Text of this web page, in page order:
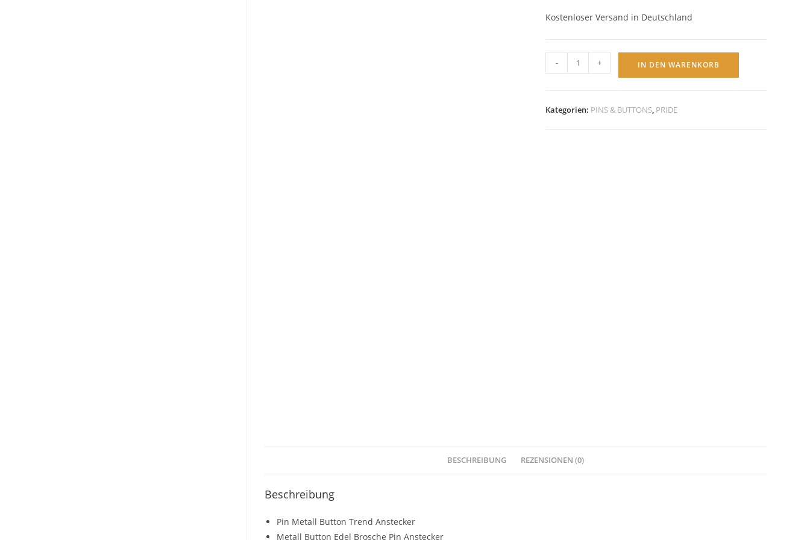
Kostenloser Versand in Deutschland
PIN
emailliert
- + IN DEN WARENKORB
Kategorien: PINS & BUTTONS, PRIDE
BESCHREIBUNG REZENSIONEN (0)
Beschreibung
Pin Metall Button Trend Anstecker
Metall Button Edel Brosche Pin Anstecker